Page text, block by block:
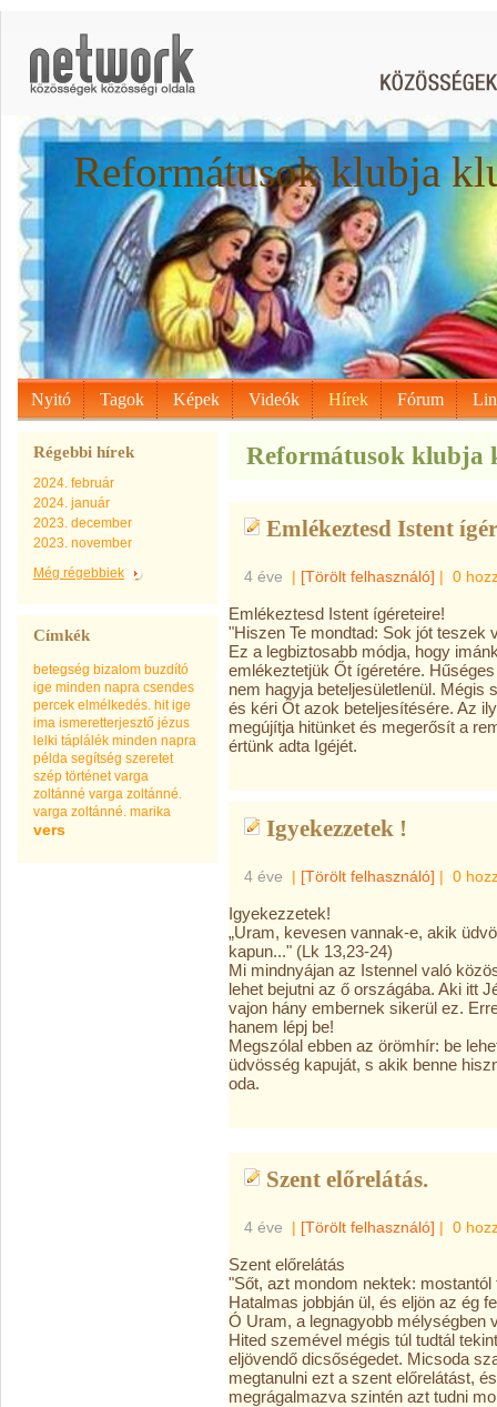
Reformátusok klubja
Nyitó Tagok Képek Videók Hírek Fórum
Régebbi hírek
2024. február
2024. január
2023. december
2023. november
Még régebbiek
Címkék
betegség bizalom buzdító
ige minden napra csendes
percek elmélkedés. hit ige
ima ismeretterjesztő jézus
lelki táplálék minden napra
példa segítség szeretet
szép történet varga
zoltánné varga zoltánné.
varga zoltánné. marika
vers
Reformátusok klubja
Emlékeztesd Istent
4 éve | [Törölt felhasználó] | 0
Emlékeztesd Istent ígéreteire!
"Hiszen Te mondtad: Sok jót teszek
Ez a legbiztosabb módja, hogy
emlékeztetjük Őt ígéretére.
nem hagyja beteljesületlenül. Mégis
és kéri Őt azok beteljesítésére. Az
megújítja hitünket és megerősít a
értünk adta Igéjét.
Igyekezzetek !
4 éve | [Törölt felhasználó] | 0
Igyekezzetek!
„Uram, kevesen vannak-e, akik
kapun..." (Lk 13,23-24)
Mi mindnyájan az Istennel való
lehet bejutni az ő országába. Aki itt
vajon hány embernek sikerül ez.
hanem lépj be!
Megszólal ebben az örömhír: be
üdvösség kapuját, s akik benne
oda.
Szent előrelátás.
4 éve | [Törölt felhasználó] | 0
Szent előrelátás
"Sőt, azt mondom nektek:
Hatalmas jobbján ül, és eljön az ég
Ó Uram, a legnagyobb mélységben
Hited szemével mégis túl tudtál
eljövendő dicsőségedet. Micsoda
megtanulni ezt a szent előrelátást,
megrágalmazva szintén azt tudni